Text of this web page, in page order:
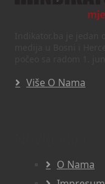
Više O Nama
O Nama